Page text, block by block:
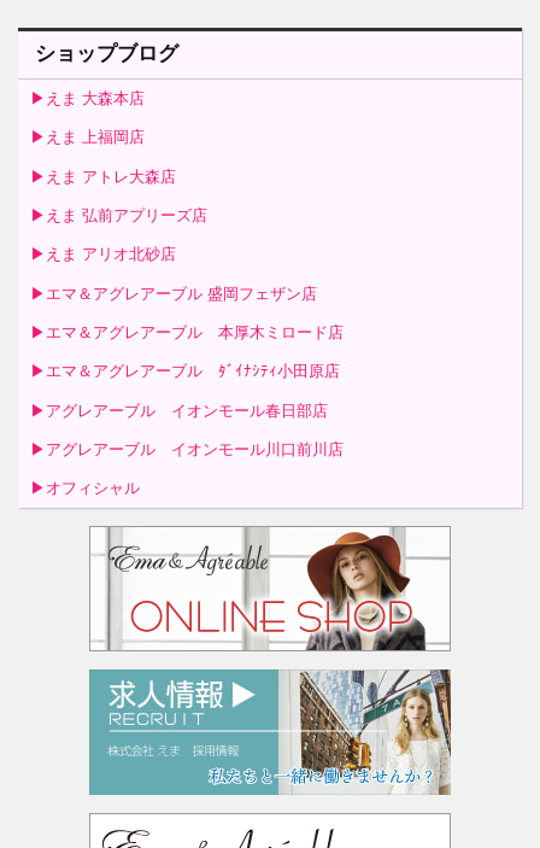
ショップブログ
▶えま 大森本店
▶えま 上福岡店
▶えま アトレ大森店
▶えま 弘前アプリーズ店
▶えま アリオ北砂店
▶エマ＆アグレアーブル 盛岡フェザン店
▶エマ＆アグレアーブル 本厚木ミロード店
▶エマ＆アグレアーブル ﾀﾞｲﾅｼﾃｨ小田原店
▶アグレアーブル イオンモール春日部店
▶アグレアーブル イオンモール川口前川店
▶オフィシャル